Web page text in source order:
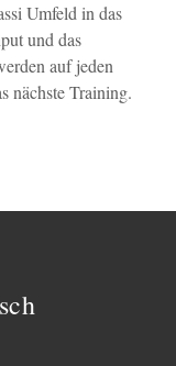
Umfeld in das
und das
auf jeden
nächste Training.